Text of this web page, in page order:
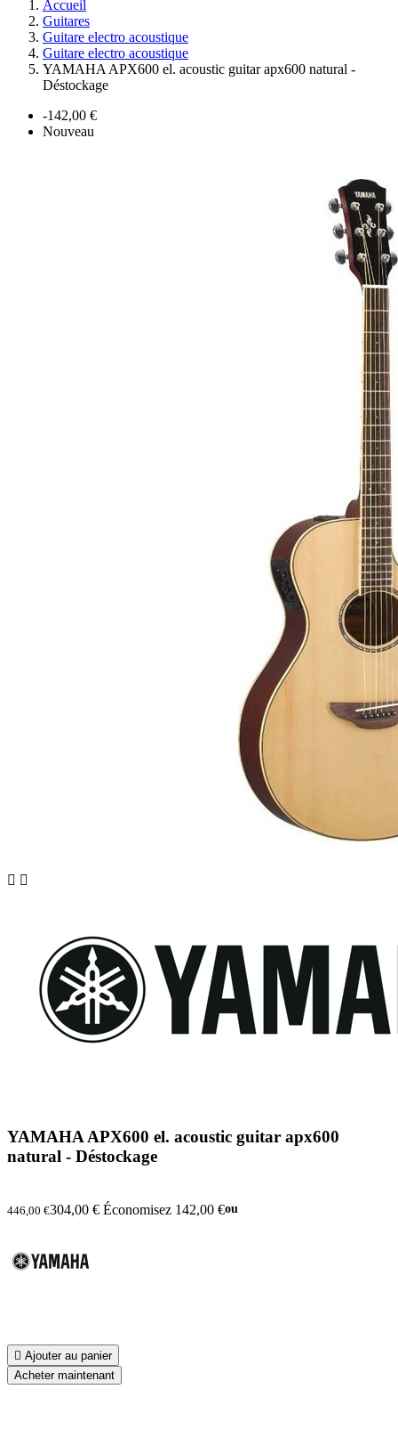
Accueil
Guitares
Guitare electro acoustique
Guitare electro acoustique
YAMAHA APX600 el. acoustic guitar apx600 natural -
Déstockage
-142,00 €
Nouveau
 
YAMAHA APX600 el. acoustic guitar apx600
natural - Déstockage
446,00 €304,00 € Économisez 142,00 €ou
 Ajouter au panier
Acheter maintenant